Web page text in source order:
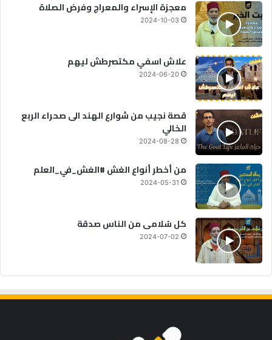
معجزة الإسراء والمعراج وفرض الصلاة
2024-10-03
علاش اسفي مكتصرطش ليهم
2024-06-20
قصة نجيب من شوارع الهند الى صحراء الربع
الخالي
2024-08-28
من أخطر أنواع الغش #الغش_في_العلم
2024-05-31
كل سُلامى من الناس صدقة
2024-07-02